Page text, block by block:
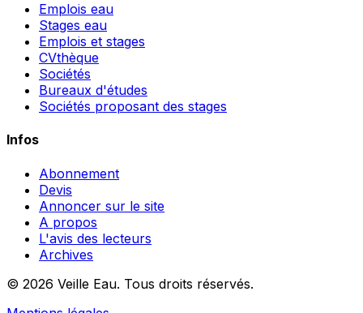
Emplois eau
Stages eau
Emplois et stages
CVthèque
Sociétés
Bureaux d'études
Sociétés proposant des stages
Infos
Abonnement
Devis
Annoncer sur le site
A propos
L'avis des lecteurs
Archives
© 2026 Veille Eau. Tous droits réservés.